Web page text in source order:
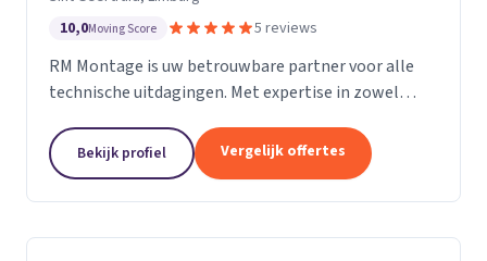
10,0Moving Score 5 reviews
RM Montage is uw betrouwbare partner voor alle
technische uitdagingen. Met expertise in zowel
een breed scala aan diensten aan. Van meterkasten
en...
Bekijk profiel Vergelijk offertes